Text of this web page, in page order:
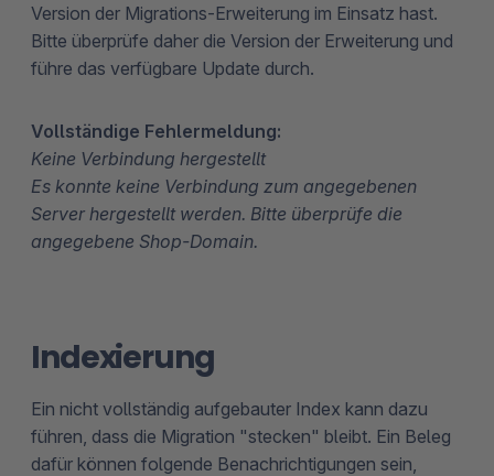
Version der Migrations-Erweiterung im Einsatz hast.
Bitte überprüfe daher die Version der Erweiterung und
führe das verfügbare Update durch.
Vollständige Fehlermeldung:
Keine Verbindung hergestellt
Es konnte keine Verbindung zum angegebenen
Server hergestellt werden. Bitte überprüfe die
angegebene Shop-Domain.
Indexierung
Ein nicht vollständig aufgebauter Index kann dazu
führen, dass die Migration "stecken" bleibt. Ein Beleg
dafür können folgende Benachrichtigungen sein,